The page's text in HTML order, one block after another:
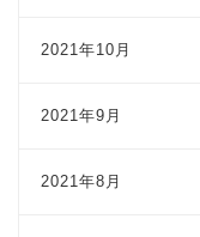
2021年10月
2021年9月
2021年8月